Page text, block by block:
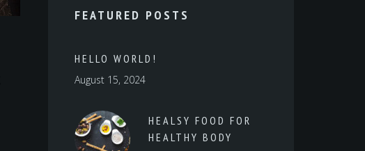
FEATURED POSTS
HELLO WORLD!
August 15, 2024
HEALSY FOOD FOR
HEALTHY BODY